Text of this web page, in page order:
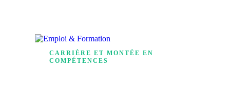
CARRIÈRE ET MONTÉE EN
COMPÉTENCES